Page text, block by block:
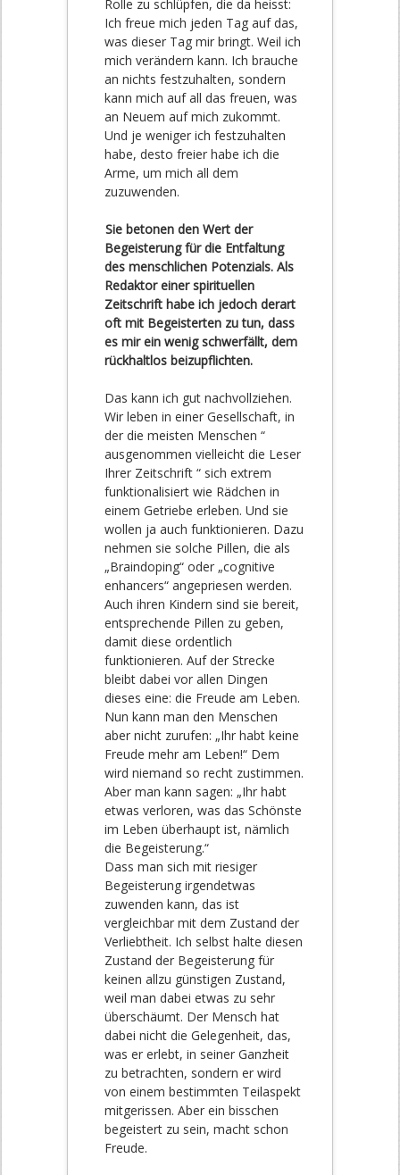
Rolle zu schlüpfen, die da heisst:
Ich freue mich jeden Tag auf das,
was dieser Tag mir bringt. Weil ich
mich verändern kann. Ich brauche
an nichts festzuhalten, sondern
kann mich auf all das freuen, was
an Neuem auf mich zukommt.
Und je weniger ich festzuhalten
habe, desto freier habe ich die
Arme, um mich all dem
zuzuwenden.
Sie betonen den Wert der
Begeisterung für die Entfaltung
des menschlichen Potenzials. Als
Redaktor einer spirituellen
Zeitschrift habe ich jedoch derart
oft mit Begeisterten zu tun, dass
es mir ein wenig schwerfällt, dem
rückhaltlos beizupflichten.
Das kann ich gut nachvollziehen.
Wir leben in einer Gesellschaft, in
der die meisten Menschen “
ausgenommen vielleicht die Leser
Ihrer Zeitschrift “ sich extrem
funktionalisiert wie Rädchen in
einem Getriebe erleben. Und sie
wollen ja auch funktionieren. Dazu
nehmen sie solche Pillen, die als
„Braindoping“ oder „cognitive
enhancers“ angepriesen werden.
Auch ihren Kindern sind sie bereit,
entsprechende Pillen zu geben,
damit diese ordentlich
funktionieren. Auf der Strecke
bleibt dabei vor allen Dingen
dieses eine: die Freude am Leben.
Nun kann man den Menschen
aber nicht zurufen: „Ihr habt keine
Freude mehr am Leben!“ Dem
wird niemand so recht zustimmen.
Aber man kann sagen: „Ihr habt
etwas verloren, was das Schönste
im Leben überhaupt ist, nämlich
die Begeisterung.“
Dass man sich mit riesiger
Begeisterung irgendetwas
zuwenden kann, das ist
vergleichbar mit dem Zustand der
Verliebtheit. Ich selbst halte diesen
Zustand der Begeisterung für
keinen allzu günstigen Zustand,
weil man dabei etwas zu sehr
überschäumt. Der Mensch hat
dabei nicht die Gelegenheit, das,
was er erlebt, in seiner Ganzheit
zu betrachten, sondern er wird
von einem bestimmten Teilaspekt
mitgerissen. Aber ein bisschen
begeistert zu sein, macht schon
Freude.